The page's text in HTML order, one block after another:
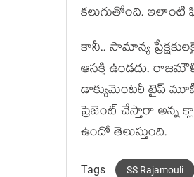
కలుగుతోంది. ఇలాంటి
కానీ.. సామాన్య
ఆసక్తి ఉండదు.
డాక్యుమెంటరీ టైప్
ప్రెజెంట్ చేస్తారా అన్న
ఉందో తెలుస్తుంది.
Tags SS Rajamouli